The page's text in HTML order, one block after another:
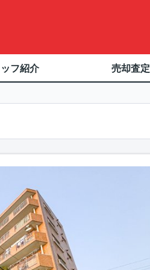
フ紹介 売却査定